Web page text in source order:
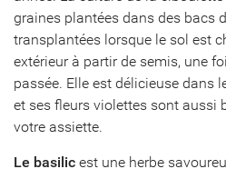
graines plantées dans des bacs
transplantées lorsque le sol est
extérieur à partir de semis, une
passée. Elle est délicieuse dans
et ses fleurs violettes sont aussi
votre assiette.
Le basilic est une herbe